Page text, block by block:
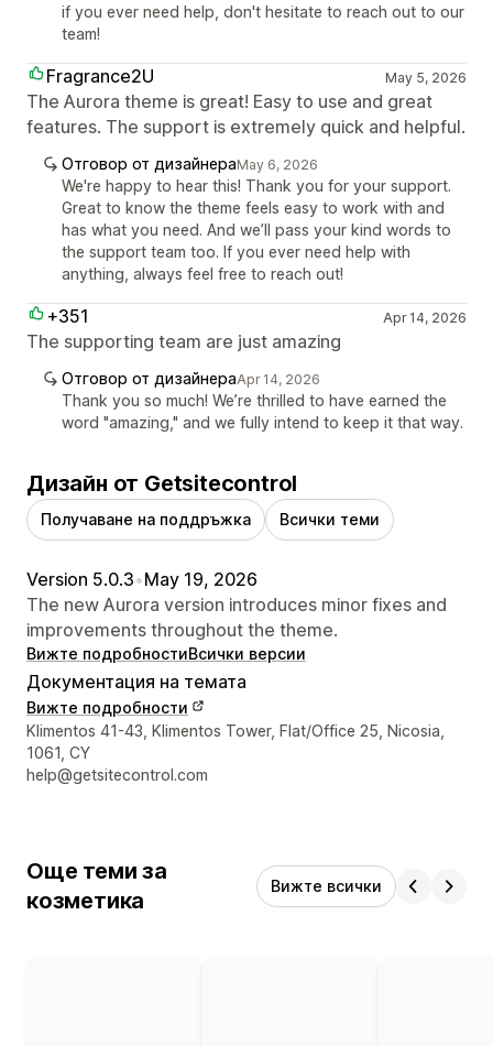
if you ever need help, don't hesitate to reach out to our
team!
Fragrance2U May 5, 2026
The Aurora theme is great! Easy to use and great
features. The support is extremely quick and helpful.
Отговор от дизайнераMay 6, 2026
We're happy to hear this! Thank you for your support.
Great to know the theme feels easy to work with and
has what you need. And we’ll pass your kind words to
the support team too. If you ever need help with
anything, always feel free to reach out!
+351 Apr 14, 2026
The supporting team are just amazing
Отговор от дизайнераApr 14, 2026
Thank you so much! We’re thrilled to have earned the
word "amazing," and we fully intend to keep it that way.
Дизайн от Getsitecontrol
Получаване на поддръжка Всички теми
Version 5.0.3•May 19, 2026
The new Aurora version introduces minor fixes and
improvements throughout the theme.
Вижте подробностиВсички версии
Документация на темата
Вижте подробности
Данни за връзка с дизайнера
Klimentos 41-43, Klimentos Tower, Flat/Office 25, Nicosia,
1061, CY
help@getsitecontrol.com
Още теми за
козметика
Вижте всички